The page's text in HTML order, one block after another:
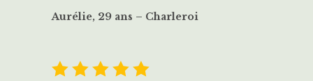
Aurélie, 29 ans – Charleroi